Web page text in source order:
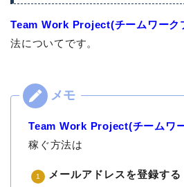
Team Work Project(チームワーク
法についてです。
Team Work Project(チームワ
稼ぐ方法は
メールアドレスを登録する